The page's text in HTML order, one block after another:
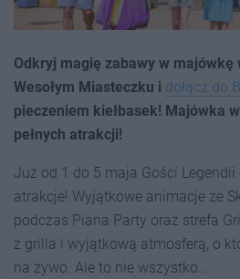
Odkryj magię zabawy w majówkę
Wesołym Miasteczku i dołącz do
pieczeniem kiełbasek! Majówka
pełnych atrakcji!
Już od 1 do 5 maja Gości
atrakcje! Wyjątkowe animacje ze
podczas Piana Party oraz strefa
z grilla i wyjątkową atmosferą, o
na żywo. Ale to nie wszystko...